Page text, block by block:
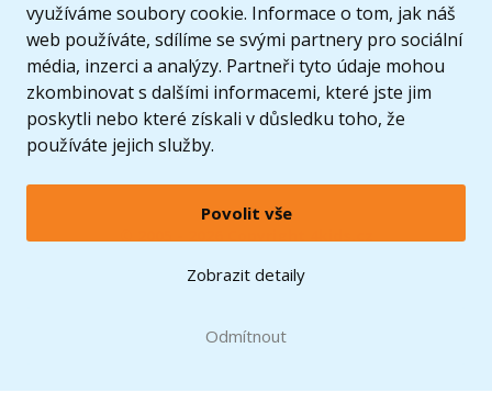
využíváme soubory cookie. Informace o tom, jak náš
web používáte, sdílíme se svými partnery pro sociální
média, inzerci a analýzy. Partneři tyto údaje mohou
zkombinovat s dalšími informacemi, které jste jim
poskytli nebo které získali v důsledku toho, že
používáte jejich služby.
Povolit vše
Zobrazit detaily
Odmítnout
LEGO, logo LEGO a minifigurka jsou ochrannými známkami společnosti LEGO Group. ©
2024 The LEGO Group.
Zobrazit verzi pro desktop
při nákupu od